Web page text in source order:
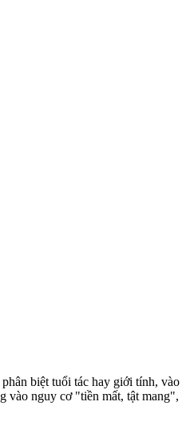
biệt tuổi tác hay giới tính,
nguy cơ "tiền mất, tật mang",